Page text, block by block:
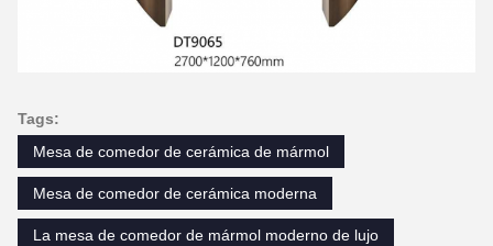
Tags:
Mesa de comedor de cerámica de mármol
Mesa de comedor de cerámica moderna
La mesa de comedor de mármol moderno de lujo